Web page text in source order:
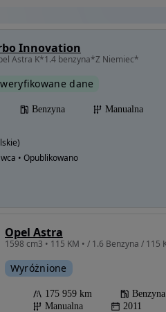
Innovation
Astra K*1.4 benzyna*Z Niemiec*
dane
Benzyna Manualna
• Opublikowano
Opel Astra
Wyróżnione
175 959 km
Benzyna
Manualna
2011